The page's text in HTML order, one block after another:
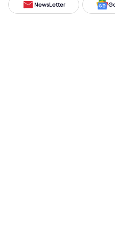
NewsLetter